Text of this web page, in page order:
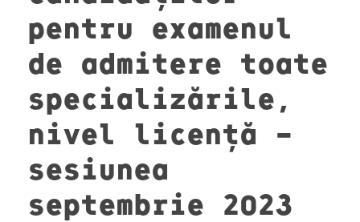
pentru examenul
de admitere toate
specializările,
nivel licență –
sesiunea
septembrie 2023